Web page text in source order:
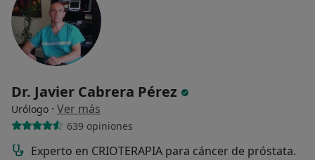
Dr. Javier Cabrera Pérez
Urólogo · Ver más
639 opiniones
Experto en CRIOTERAPIA para cáncer de próstata.